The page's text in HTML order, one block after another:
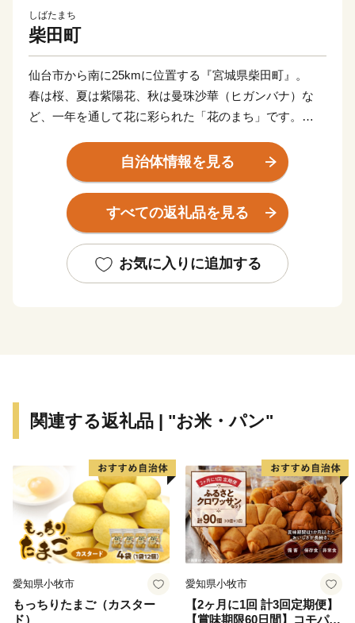
しばたまち
柴田町
仙台市から南に25kmに位置する『宮城県柴田町』。
春は桜、夏は紫陽花、秋は曼珠沙華（ヒガンバナ）な
ど、一年を通して花に彩られた「花のまち」です。
特に桜は全国屈指の名所として知られており、中でも
「さくら名所百選」のひとつに認定された「船岡城址公
園（ふなおかじょうしこうえん）」や白石川沿いに広が
る「一目千本桜（ひとめせんぼんざくら）」には毎年内
平成27年3月にはこの2つの名所を繋ぐ「しばた千桜橋
（せんおうきょう）」が開通。2つの名所を楽しめるス
自治体情報を見る
すべての返礼品を見る
お気に入りに追加する
関連する返礼品 | "お米・パン"
愛知県小牧市
もっちりたまご（カスター
ド）
愛知県小牧市
【2ヶ月に1回 計3回定期便】
【賞味期限60日間】コモパ